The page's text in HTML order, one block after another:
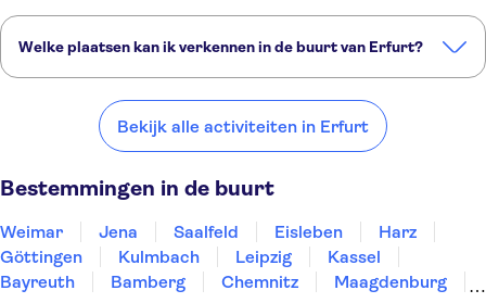
Welke plaatsen kan ik verkennen in de buurt van Erfurt?
buurt van Erfurt:
Jena Saalfeld
Bekijk alle activiteiten in Erfurt
Bestemmingen in de buurt
Weimar Jena Saalfeld Eisleben
Harz
Göttingen
Kulmbach Leipzig
Kassel
Bayreuth
Bamberg Chemnitz
Maagdenburg